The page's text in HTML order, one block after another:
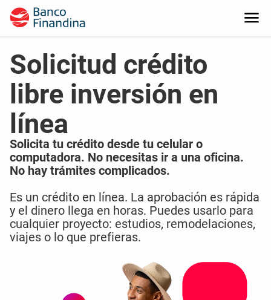
Solicitud crédito
libre inversión en
línea
Solicita tu crédito desde tu celular o
computadora. No necesitas ir a una oficina.
No hay trámites complicados.
Es un crédito en línea. La aprobación es rápida
y el dinero llega en horas. Puedes usarlo para
cualquier proyecto: estudios, remodelaciones,
viajes o lo que prefieras.